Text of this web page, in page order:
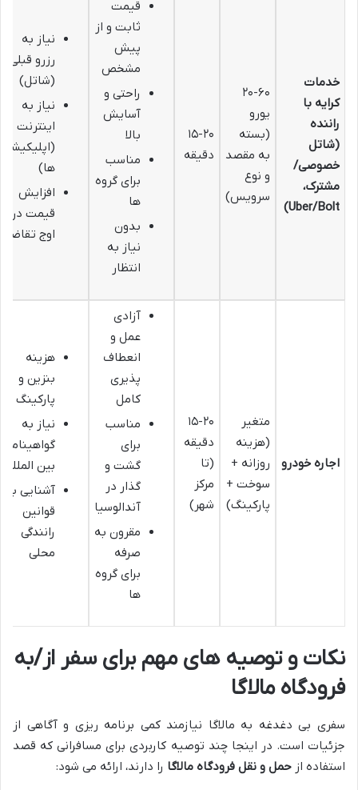
خدمات
کرایه با
راننده
(شاتل
خصوصی/
مشترک،
Uber/Bolt)
۲۰-۶۰
یورو
(بسته
به مقصد
و نوع
سرویس)
۱۵-۲۰
دقیقه
قیمت
ثابت و از
پیش
مشخص
راحتی و
آسایش
بالا
مناسب
برای گروه
ها
بدون
نیاز به
انتظار
نیاز به
رزرو قبلی
(شاتل)
نیاز به
اینترنت
(اپلیکیشن
ها)
افزایش
قیمت در
اوج تقاضا
اجاره خودرو
متغیر
(هزینه
روزانه +
سوخت +
پارکینگ)
۱۵-۲۰
دقیقه
(تا
مرکز
شهر)
آزادی
عمل و
انعطاف
پذیری
کامل
مناسب
برای
گشت و
گذار در
آندالوسیا
مقرون به
صرفه
برای گروه
ها
هزینه
بنزین و
پارکینگ
نیاز به
گواهینامه
بین المللی
آشنایی با
قوانین
رانندگی
محلی
نکات و توصیه های مهم برای سفر از/به
فرودگاه مالاگا
سفری بی دغدغه به مالاگا نیازمند کمی برنامه ریزی و آگاهی از
جزئیات است. در اینجا چند توصیه کاربردی برای مسافرانی که قصد
استفاده از حمل و نقل فرودگاه مالاگا را دارند، ارائه می شود: